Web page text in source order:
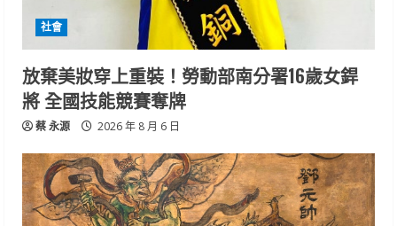
社會
放棄美妝穿上重裝！勞動部南分署16歲女銲
將 全國技能競賽奪牌
蔡 永源 2026 年 8 月 6 日